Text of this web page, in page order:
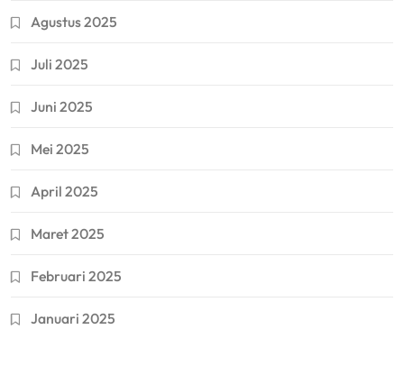
Agustus 2025
Juli 2025
Juni 2025
Mei 2025
April 2025
Maret 2025
Februari 2025
Januari 2025